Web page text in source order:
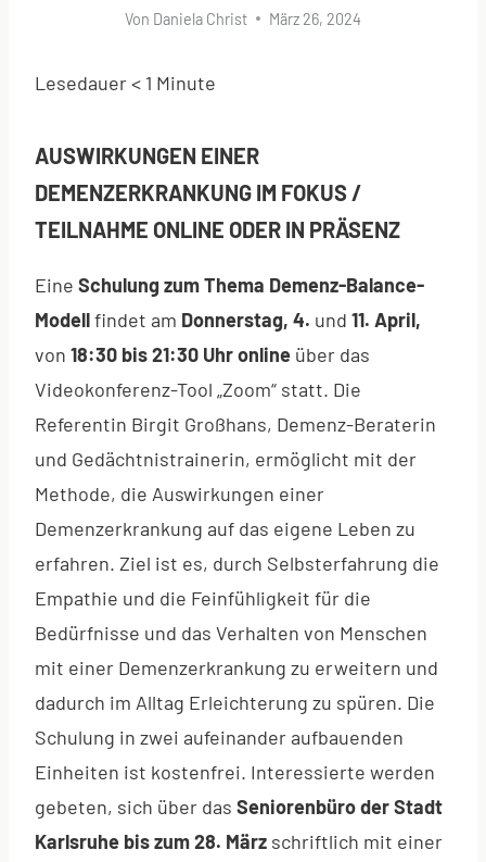
Von Daniela Christ März 26, 2024
Lesedauer< 1 Minute
AUSWIRKUNGEN EINER
DEMENZERKRANKUNG IM FOKUS /
TEILNAHME ONLINE ODER IN PRÄSENZ
Eine Schulung zum Thema Demenz-Balance-
Modellfindet am Donnerstag, 4. und 11. April,
von 18:30 bis 21:30 Uhr online über das
Videokonferenz-Tool „Zoom“ statt. Die
Referentin Birgit Großhans, Demenz-Beraterin
und Gedächtnistrainerin, ermöglicht mit der
Methode, die Auswirkungen einer
Demenzerkrankung auf das eigene Leben zu
erfahren. Ziel ist es, durch Selbsterfahrung die
Empathie und die Feinfühligkeit für die
Bedürfnisse und das Verhalten von Menschen
mit einer Demenzerkrankung zu erweitern und
dadurch im Alltag Erleichterung zu spüren. Die
Schulung in zwei aufeinander aufbauenden
Einheiten ist kostenfrei. Interessierte werden
gebeten, sich über das Seniorenbüro der Stadt
Karlsruhe bis zum 28. März schriftlich mit einer